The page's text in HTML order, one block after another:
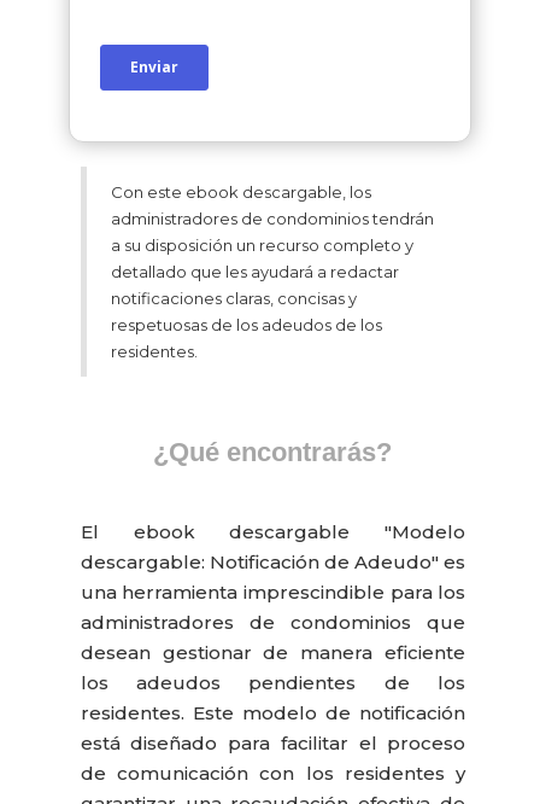
Con este ebook descargable, los
administradores de condominios tendrán
a su disposición un recurso completo y
detallado que les ayudará a redactar
notificaciones claras, concisas y
respetuosas de los adeudos de los
residentes.
¿Qué encontrarás?
El ebook descargable "Modelo
descargable: Notificación de Adeudo" es
una herramienta imprescindible para los
administradores de condominios que
desean gestionar de manera eficiente
los adeudos pendientes de los
residentes. Este modelo de notificación
está diseñado para facilitar el proceso
de comunicación con los residentes y